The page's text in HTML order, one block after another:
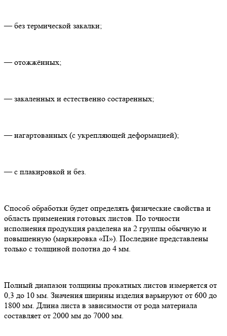
— без термической закалки;
— отожжённых;
— закаленных и естественно состаренных;
— нагартованных (с укрепляющей деформацией);
— с плакировкой и без.
Способ обработки будет определять физические свойства и
область применения готовых листов. По точности
исполнения продукция разделена на 2 группы обычную и
повышенную (маркировка «П»). Последние представлены
только с толщиной полотна до 4 мм.
Полный диапазон толщины прокатных листов измеряется от
0,3 до 10 мм. Значения ширины изделия варьируют от 600 до
1800 мм. Длина листа в зависимости от рода материала
составляет от 2000 мм до 7000 мм.